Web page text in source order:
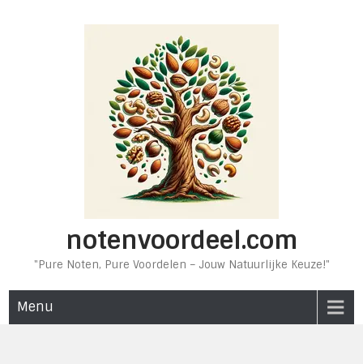
notenvoordeel.com
"Pure Noten, Pure Voordelen – Jouw Natuurlijke Keuze!"
Menu